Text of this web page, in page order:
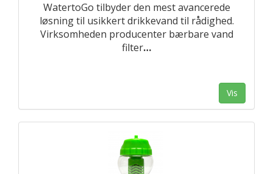
WatertoGo tilbyder den mest avancerede
løsning til usikkert drikkevand til rådighed.
Virksomheden producenter bærbare vand
filter…
Vis